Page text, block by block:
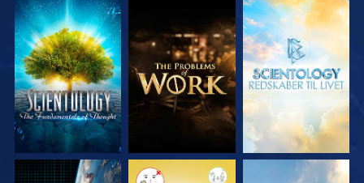
UDFORSK SERIEN UDFORSK SERIEN UDFORSK SERIEN